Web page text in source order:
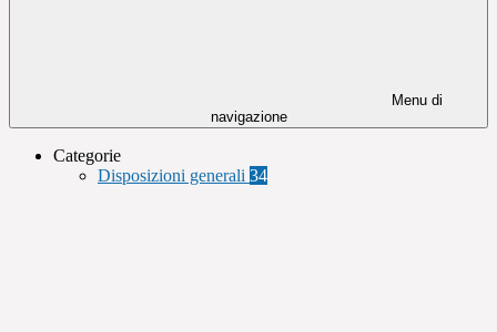
Menu di
navigazione
Categorie
Disposizioni generali 34